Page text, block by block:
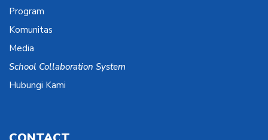
Program
Komunitas
Media
School Collaboration System
Hubungi Kami